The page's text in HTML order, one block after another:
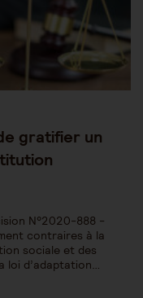
gratifier un
N°2020-888 -
contraires à la
sociale et des
loi d’adaptation…